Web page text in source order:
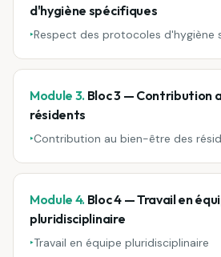
d'hygiène spécifiques
‣Respect des protocoles d'hygiène
Module 3. Bloc 3 — Contribution
résidents
‣Contribution au bien-être des
Module 4. Bloc 4 — Travail en
pluridisciplinaire
‣Travail en équipe pluridisciplinaire